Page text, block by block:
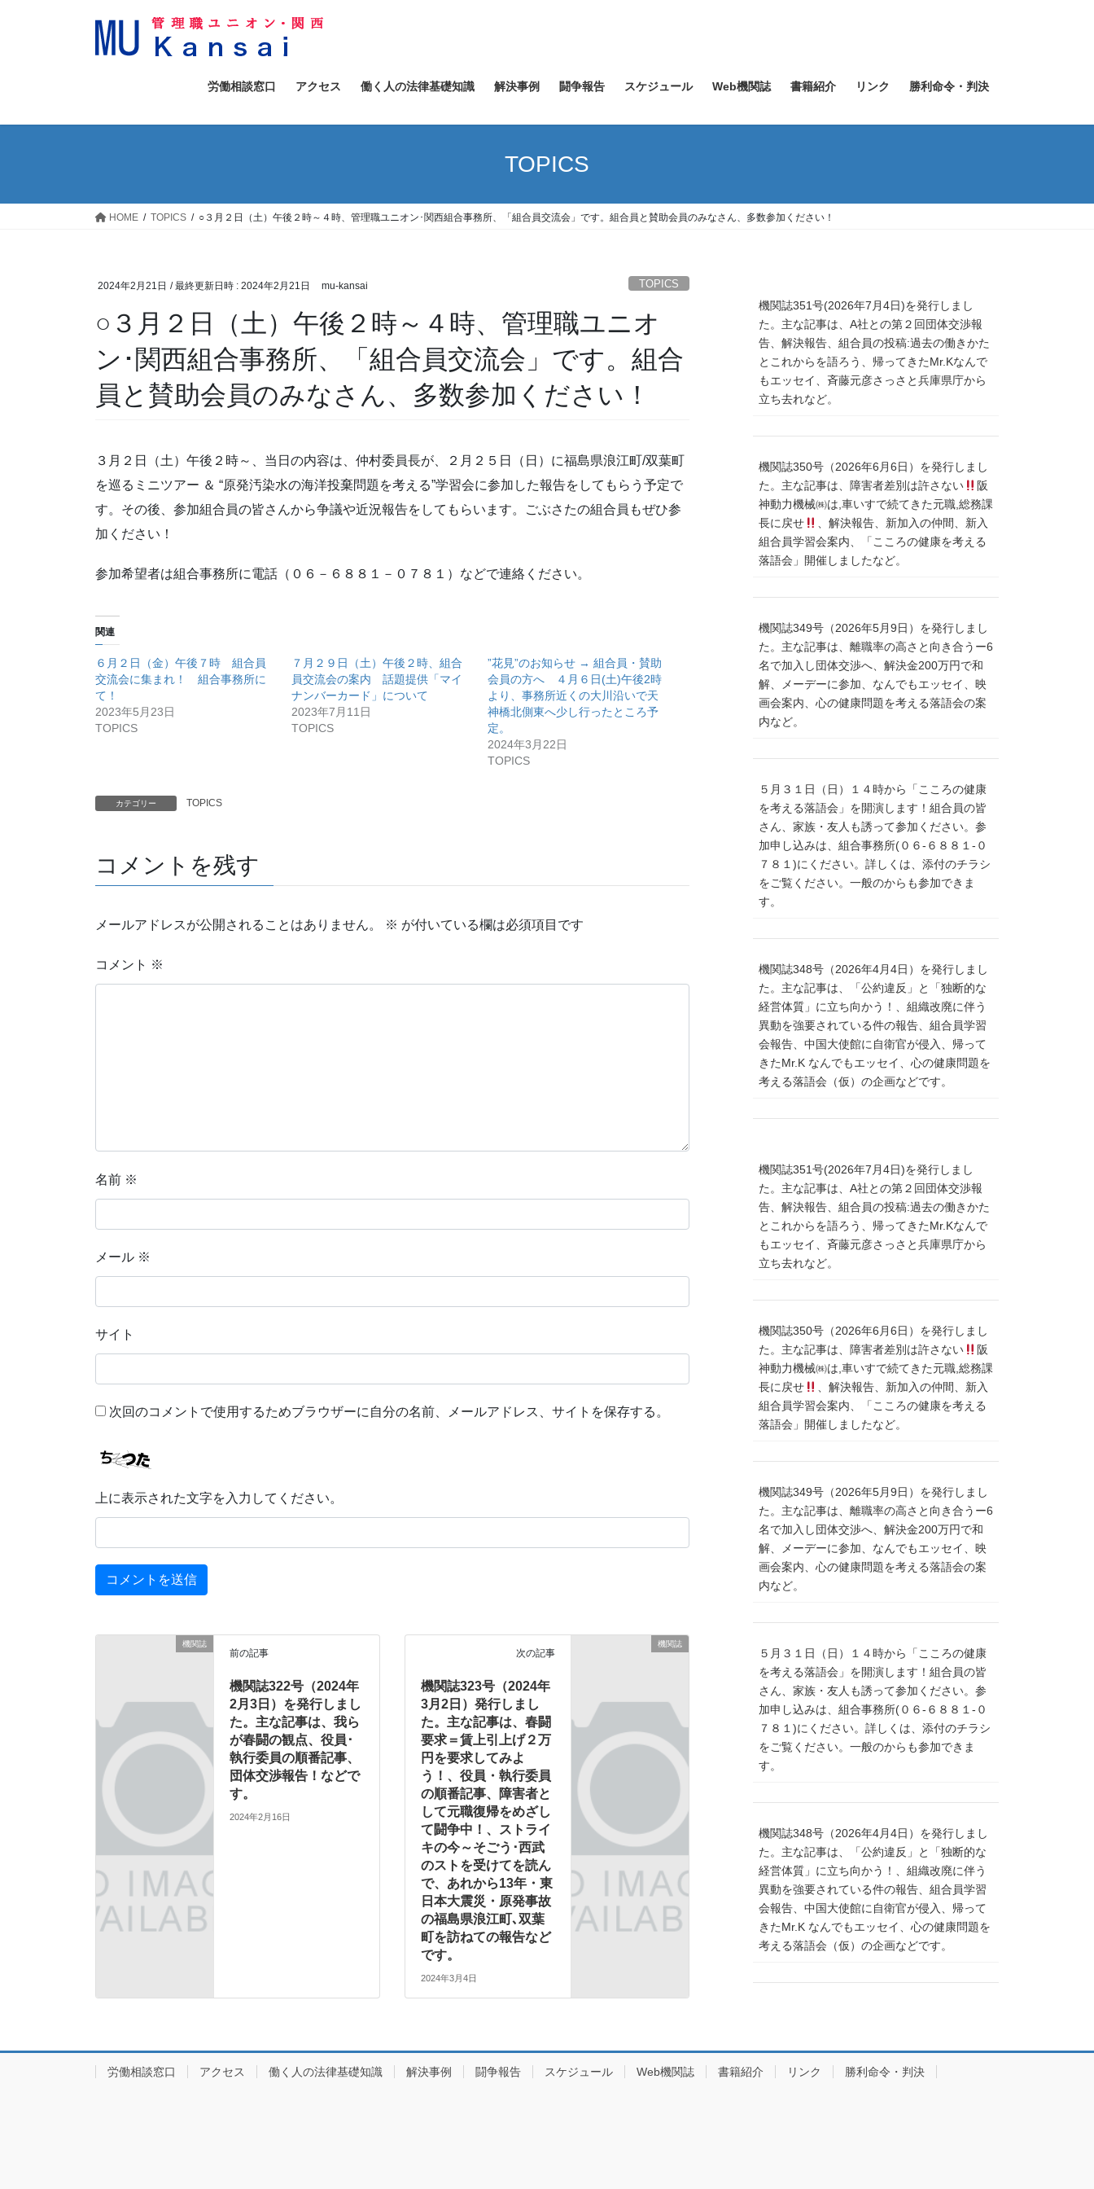
ス
ン
労働相談窓口 アクセス 働く人の法律基礎知識 解決事例 闘争報告 スケジュール Web機関誌 書籍紹介 リンク 勝利命令・判決
TOPICS
HOME TOPICS ○３月２日（土）午後２時～４時、管理職ユニオン･関西組合事務所、「組合員交流会」です。組合員と賛助会員のみなさん、多数参加ください！
2024年2月21日 / 最終更新日時 : 2024年2月21日 mu-kansai TOPICS
○３月２日（土）午後２時～４時、管理職ユニオ
ン･関西組合事務所、「組合員交流会」です。組合
員と賛助会員のみなさん、多数参加ください！
３月２日（土）午後２時～、当日の内容は、仲村委員長が、２月２５日（日）に福島県浪江町/双葉町
を巡るミニツアー ＆ “原発汚染水の海洋投棄問題を考える”学習会に参加した報告をしてもらう予定で
す。その後、参加組合員の皆さんから争議や近況報告をしてもらいます。ごぶさたの組合員もぜひ参
加ください！
参加希望者は組合事務所に電話（０６－６８８１－０７８１）などで連絡ください。
関連
６月２日（金）午後７時 組合員
交流会に集まれ！ 組合事務所に
て！
2023年5月23日
TOPICS
７月２９日（土）午後２時、組合
員交流会の案内 話題提供「マイ
ナンバーカード」について
2023年7月11日
TOPICS
”花見”のお知らせ → 組合員・賛助
会員の方へ ４月６日(土)午後2時
より、事務所近くの大川沿いで天
神橋北側東へ少し行ったところ予
定。
2024年3月22日
TOPICS
カテゴリー TOPICS
コメントを残す
メールアドレスが公開されることはありません。 ※ が付いている欄は必須項目です
コメント ※
名前 ※
メール ※
サイト
次回のコメントで使用するためブラウザーに自分の名前、メールアドレス、サイトを保存する。
上に表示された文字を入力してください。
機関誌
前の記事
機関誌322号（2024年
2月3日）を発行しまし
た。主な記事は、我ら
が春闘の観点、役員･
執行委員の順番記事、
団体交渉報告！などで
す。
2024年2月16日
機関誌
次の記事
機関誌323号（2024年
3月2日）発行しまし
た。主な記事は、春闘
要求＝賃上引上げ２万
円を要求してみよ
う！、役員・執行委員
の順番記事、障害者と
して元職復帰をめざし
て闘争中！、ストライ
キの今～そごう･西武
のストを受けてを読ん
で、あれから13年・東
日本大震災・原発事故
の福島県浪江町､双葉
町を訪ねての報告など
です。
2024年3月4日
機関誌351号(2026年7月4日)を発行しまし
た。主な記事は、A社との第２回団体交渉報
告、解決報告、組合員の投稿:過去の働きかた
とこれからを語ろう、帰ってきたMr.Kなんで
もエッセイ、斉藤元彦さっさと兵庫県庁から
立ち去れなど。
機関誌350号（2026年6月6日）を発行しまし
た。主な記事は、障害者差別は許さない
阪
神動力機械㈱は,車いすで続てきた元職,総務課
長に戻せ
、解決報告、新加入の仲間、新入
組合員学習会案内、「こころの健康を考える
落語会」開催しましたなど。
機関誌349号（2026年5月9日）を発行しまし
た。主な記事は、離職率の高さと向き合うー6
名で加入し団体交渉へ、解決金200万円で和
解、メーデーに参加、なんでもエッセイ、映
画会案内、心の健康問題を考える落語会の案
内など。
５月３１日（日）１４時から「こころの健康
を考える落語会」を開演します！組合員の皆
さん、家族・友人も誘って参加ください。参
加申し込みは、組合事務所(０６‐６８８１‐０
７８１)にください。詳しくは、添付のチラシ
をご覧ください。一般のからも参加できま
す。
機関誌348号（2026年4月4日）を発行しまし
た。主な記事は、「公約違反」と「独断的な
経営体質」に立ち向かう！、組織改廃に伴う
異動を強要されている件の報告、組合員学習
会報告、中国大使館に自衛官が侵入、帰って
きたMr.K なんでもエッセイ、心の健康問題を
考える落語会（仮）の企画などです。
機関誌351号(2026年7月4日)を発行しまし
た。主な記事は、A社との第２回団体交渉報
告、解決報告、組合員の投稿:過去の働きかた
とこれからを語ろう、帰ってきたMr.Kなんで
もエッセイ、斉藤元彦さっさと兵庫県庁から
立ち去れなど。
機関誌350号（2026年6月6日）を発行しまし
た。主な記事は、障害者差別は許さない
阪
神動力機械㈱は,車いすで続てきた元職,総務課
長に戻せ
、解決報告、新加入の仲間、新入
組合員学習会案内、「こころの健康を考える
落語会」開催しましたなど。
機関誌349号（2026年5月9日）を発行しまし
た。主な記事は、離職率の高さと向き合うー6
名で加入し団体交渉へ、解決金200万円で和
解、メーデーに参加、なんでもエッセイ、映
画会案内、心の健康問題を考える落語会の案
内など。
５月３１日（日）１４時から「こころの健康
を考える落語会」を開演します！組合員の皆
さん、家族・友人も誘って参加ください。参
加申し込みは、組合事務所(０６‐６８８１‐０
７８１)にください。詳しくは、添付のチラシ
をご覧ください。一般のからも参加できま
す。
機関誌348号（2026年4月4日）を発行しまし
た。主な記事は、「公約違反」と「独断的な
経営体質」に立ち向かう！、組織改廃に伴う
異動を強要されている件の報告、組合員学習
会報告、中国大使館に自衛官が侵入、帰って
きたMr.K なんでもエッセイ、心の健康問題を
考える落語会（仮）の企画などです。
労働相談窓口 アクセス 働く人の法律基礎知識 解決事例 闘争報告 スケジュール Web機関誌 書籍紹介 リンク 勝利命令・判決